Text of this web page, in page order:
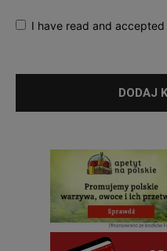
I have read and